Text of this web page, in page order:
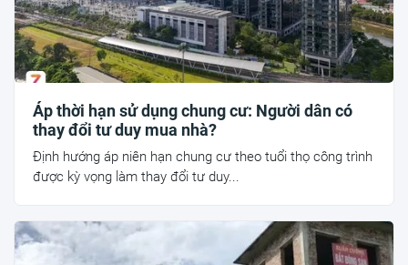
Áp thời hạn sử dụng chung cư: Người dân có
thay đổi tư duy mua nhà?
Định hướng áp niên hạn chung cư theo tuổi thọ công trình
được kỳ vọng làm thay đổi tư duy...